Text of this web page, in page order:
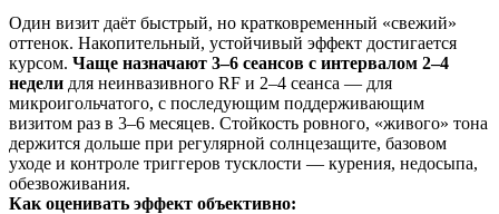
Один визит даёт быстрый, но кратковременный «свежий»
оттенок. Накопительный, устойчивый эффект достигается
курсом. Чаще назначают 3–6 сеансов с интервалом 2–4
недели для неинвазивного RF и 2–4 сеанса — для
микроигольчатого, с последующим поддерживающим
визитом раз в 3–6 месяцев. Стойкость ровного, «живого» тона
держится дольше при регулярной солнцезащите, базовом
уходе и контроле триггеров тусклости — курения, недосыпа,
обезвоживания.
Как оценивать эффект объективно: